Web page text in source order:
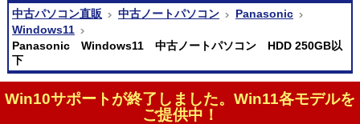
中古パソコン直販
中古ノートパソコン
Panasonic
Windows11
Panasonic Windows11 中古ノートパソコン HDD 250GB以
下
Win10サポートが終了しました。Win11各モデルを
ご提供中！